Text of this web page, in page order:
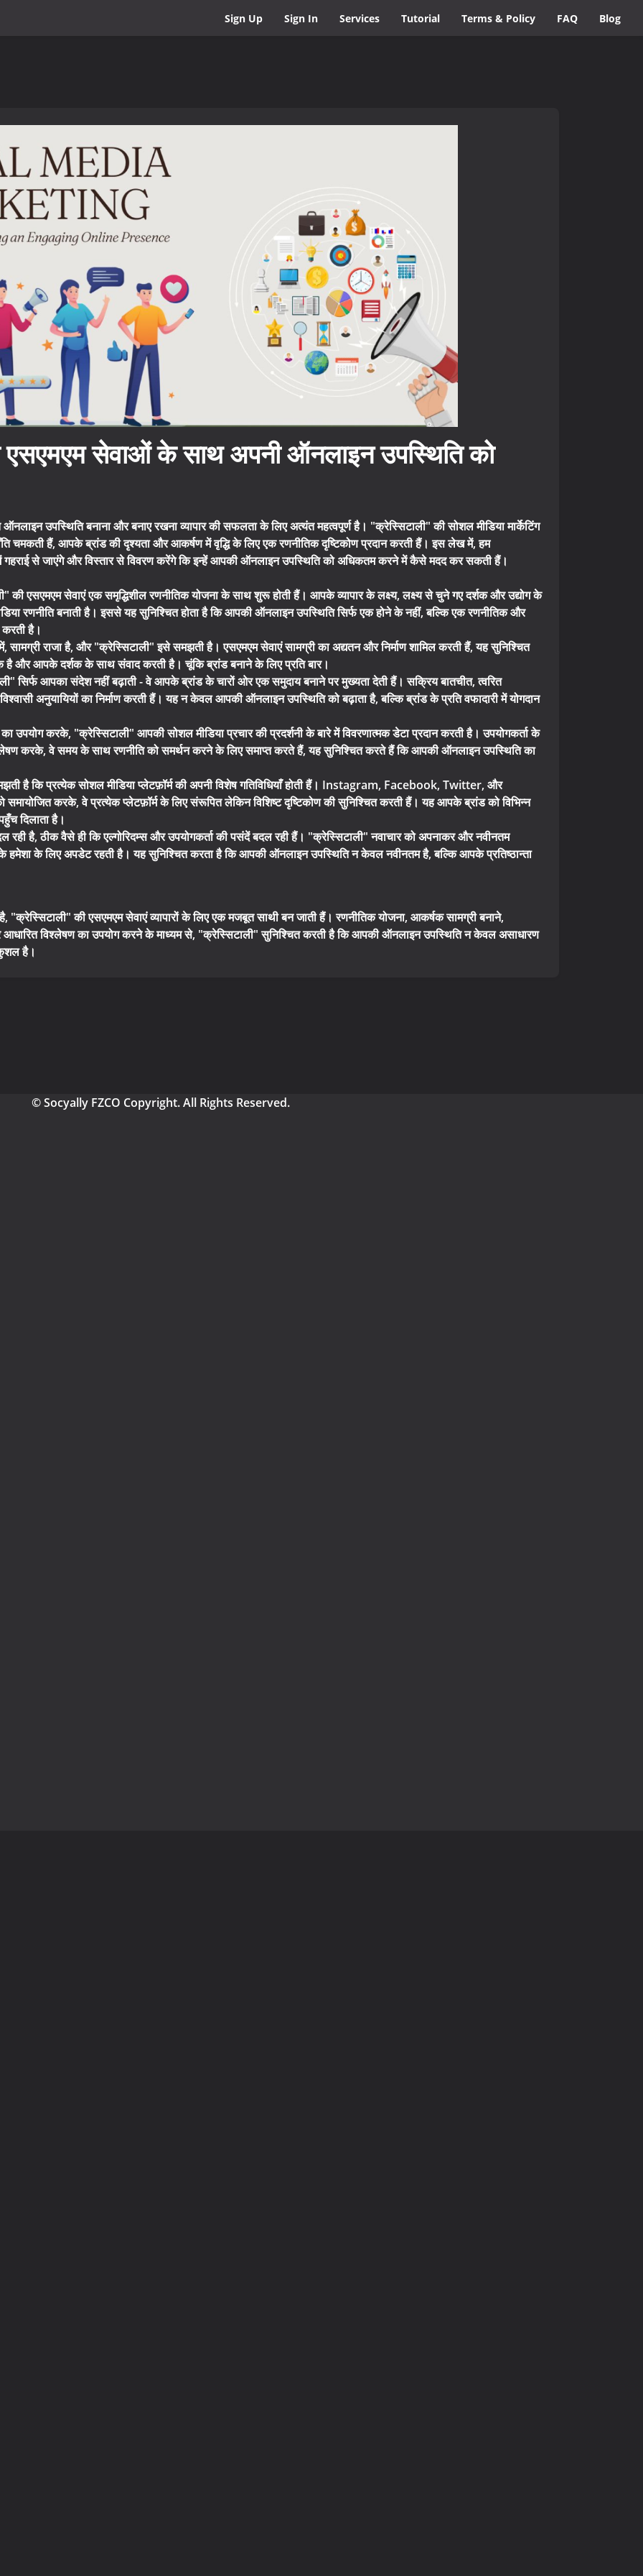
Sign Up Sign In Services Tutorial Terms & Policy FAQ Blog
एसएमएम सेवाओं के साथ अपनी ऑनलाइन उपस्थिति को
उपस्थिति बनाना और बनाए रखना व्यापार की सफलता के लिए अत्यंत महत्वपूर्ण है। "क्रेस्सिटाली" की सोशल मीडिया मार्केटिंग
चमकती हैं, आपके ब्रांड की दृश्यता और आकर्षण में वृद्धि के लिए एक रणनीतिक दृष्टिकोण प्रदान करती हैं। इस लेख में, हम
से जाएंगे और विस्तार से विवरण करेंगे कि इन्हें आपकी ऑनलाइन उपस्थिति को अधिकतम करने में कैसे मदद कर सकती हैं।
की एसएमएम सेवाएं एक समृद्धिशील रणनीतिक योजना के साथ शुरू होती हैं। आपके व्यापार के लक्ष्य, लक्ष्य से चुने गए दर्शक और उद्योग के
रणनीति बनाती है। इससे यह सुनिश्चित होता है कि आपकी ऑनलाइन उपस्थिति सिर्फ एक होने के नहीं, बल्कि एक रणनीतिक और
है।
सामग्री राजा है, और "क्रेस्सिटाली" इसे समझती है। एसएमएम सेवाएं सामग्री का अद्यतन और निर्माण शामिल करती हैं, यह सुनिश्चित
और आपके दर्शक के साथ संवाद करती है। चूंकि ब्रांड बनाने के लिए प्रति बार।
सिर्फ आपका संदेश नहीं बढ़ाती - वे आपके ब्रांड के चारों ओर एक समुदाय बनाने पर मुख्यता देती हैं। सक्रिय बातचीत, त्वरित
अनुयायियों का निर्माण करती हैं। यह न केवल आपकी ऑनलाइन उपस्थिति को बढ़ाता है, बल्कि ब्रांड के प्रति वफादारी में योगदान
उपयोग करके, "क्रेस्सिटाली" आपकी सोशल मीडिया प्रचार की प्रदर्शनी के बारे में विवरणात्मक डेटा प्रदान करती है। उपयोगकर्ता के
करके, वे समय के साथ रणनीति को समर्थन करने के लिए समाप्त करते हैं, यह सुनिश्चित करते हैं कि आपकी ऑनलाइन उपस्थिति का
है कि प्रत्येक सोशल मीडिया प्लेटफ़ॉर्म की अपनी विशेष गतिविधियाँ होती हैं। Instagram, Facebook, Twitter, और
समायोजित करके, वे प्रत्येक प्लेटफ़ॉर्म के लिए संरूपित लेकिन विशिष्ट दृष्टिकोण की सुनिश्चित करती हैं। यह आपके ब्रांड को विभिन्न
दिलाता है।
रही है, ठीक वैसे ही कि एल्गोरिदम्स और उपयोगकर्ता की पसंदें बदल रही हैं। "क्रेस्सिटाली" नवाचार को अपनाकर और नवीनतम
हमेशा के लिए अपडेट रहती है। यह सुनिश्चित करता है कि आपकी ऑनलाइन उपस्थिति न केवल नवीनतम है, बल्कि आपके प्रतिष्ठान्ता
"क्रेस्सिटाली" की एसएमएम सेवाएं व्यापारों के लिए एक मजबूत साथी बन जाती हैं। रणनीतिक योजना, आकर्षक सामग्री बनाने,
आधारित विश्लेषण का उपयोग करने के माध्यम से, "क्रेस्सिटाली" सुनिश्चित करती है कि आपकी ऑनलाइन उपस्थिति न केवल असाधारण
है।
© Socyally FZCO Copyright. All Rights Reserved.